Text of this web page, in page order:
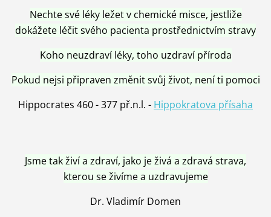
Nechte své léky ležet v chemické misce, jestliže
dokážete léčit svého pacienta prostřednictvím stravy
Koho neuzdraví léky, toho uzdraví příroda
Pokud nejsi připraven změnit svůj život, není ti pomoci
Hippocrates 460 - 377 př.n.l. - Hippokratova přísaha
Jsme tak živí a zdraví, jako je živá a zdravá strava,
kterou se živíme a uzdravujeme
Dr. Vladimír Domen